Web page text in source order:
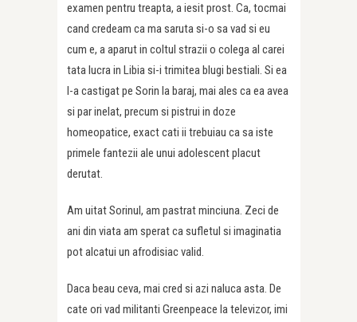
examen pentru treapta, a iesit prost. Ca, tocmai
cand credeam ca ma saruta si-o sa vad si eu
cum e, a aparut in coltul strazii o colega al carei
tata lucra in Libia si-i trimitea blugi bestiali. Si ea
l-a castigat pe Sorin la baraj, mai ales ca ea avea
si par inelat, precum si pistrui in doze
homeopatice, exact cati ii trebuiau ca sa iste
primele fantezii ale unui adolescent placut
derutat.
Am uitat Sorinul, am pastrat minciuna. Zeci de
ani din viata am sperat ca sufletul si imaginatia
pot alcatui un afrodisiac valid.
Daca beau ceva, mai cred si azi naluca asta. De
cate ori vad militanti Greenpeace la televizor, imi